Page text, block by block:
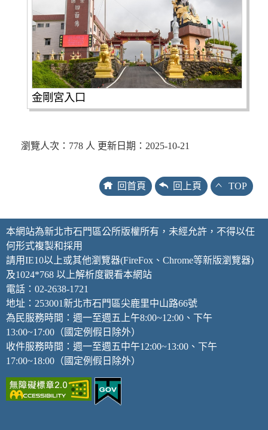
金剛宮入口
瀏覽人次：778 人 更新日期：2025-10-21
回首頁 回上頁 TOP
本網站為新北市石門區公所版權所有，未經允許，不得以任
何形式複製和採用
請用IE10以上或其他瀏覽器(FireFox、Chrome等新版瀏覽器)
及1024*768 以上解析度觀看本網站
電話：02-2638-1721
地址：253001新北市石門區尖鹿里中山路66號
為民服務時間：週一至週五上午8:00~12:00、下午
13:00~17:00（國定例假日除外）
收件服務時間：週一至週五中午12:00~13:00、下午
17:00~18:00（國定例假日除外）